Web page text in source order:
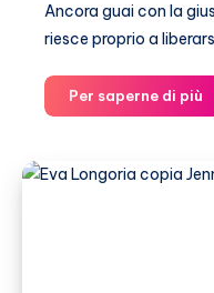
Ancora guai con la
riesce proprio a
Per saperne di più